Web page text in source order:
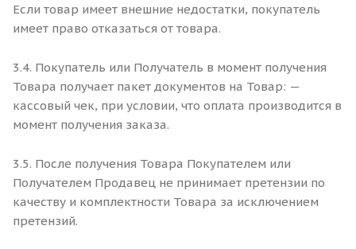
Если товар имеет внешние недостатки, покупатель
имеет право отказаться от товара.
3.4. Покупатель или Получатель в момент получения
Товара получает пакет документов на Товар: —
кассовый чек, при условии, что оплата производится в
момент получения заказа.
3.5. После получения Товара Покупателем или
Получателем Продавец не принимает претензии по
качеству и комплектности Товара за исключением
претензий.